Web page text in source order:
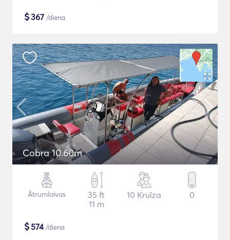
$367 /diena
Cobra 10.60m
Ātrumlaivas
35 ft
11 m
10 Kruīza 0
$574/diena